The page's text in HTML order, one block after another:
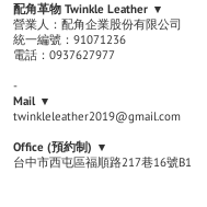
配角革物 Twinkle Leather ▾
營業人：配角企業股份有限公司
統一編號：91071236
電話：0937627977
-
Mail ▾
twinkleleather2019@gmail.com
Office (預約制) ▾
台中市西屯區福順路217巷16號B1